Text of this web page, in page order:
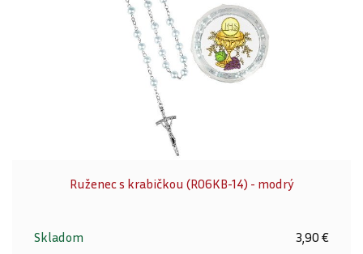
Ruženec s krabičkou (R06KB-14) - modrý
Skladom 3,90 €